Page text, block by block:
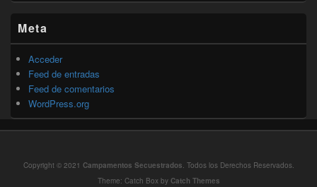
Meta
Acceder
Feed de entradas
Feed de comentarios
WordPress.org
Copyright © 2021 Campamentos Secuestrados. Todos los Derechos Reservados.
Theme: Catch Box by Catch Themes